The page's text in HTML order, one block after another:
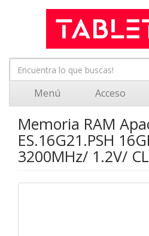
Menú Acceso
Memoria RAM
ES.16G21.PSH
3200MHz/ 1.2V/